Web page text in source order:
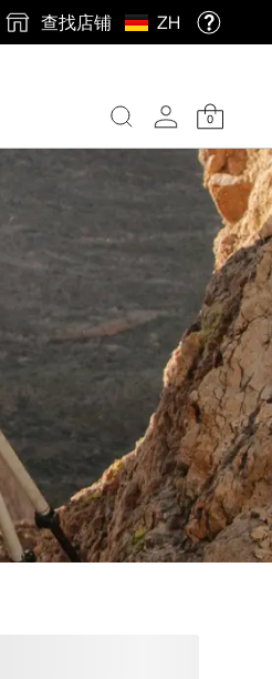
查找店铺
ZH
0